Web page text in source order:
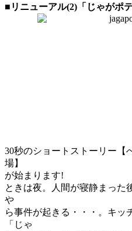
■リニューアル(2)「じゃがポ
30秒のショートストーリー【
場】
が始まります!
ときは夜。人間が寝静まった
や
ら事件が起きる・・・。キッ
「じゃ